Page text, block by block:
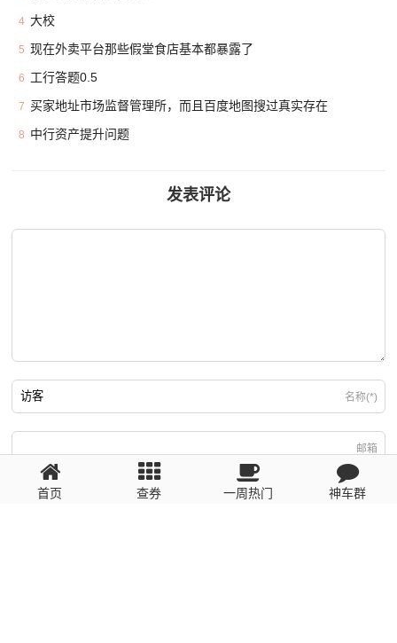
4 大校
5 现在外卖平台那些假堂食店基本都暴露了
6 工行答题0.5
7 买家地址市场监督管理所，而且百度地图搜过真实存在
8 中行资产提升问题
发表评论
名称(*)
邮箱
回复需填写必要信息
首页 查券 一周热门 神车群